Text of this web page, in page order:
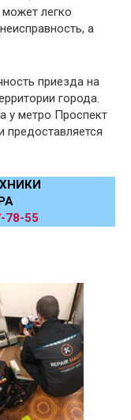
легко
а
приезда на
города.
у метро Проспект
предоставляется
78-55